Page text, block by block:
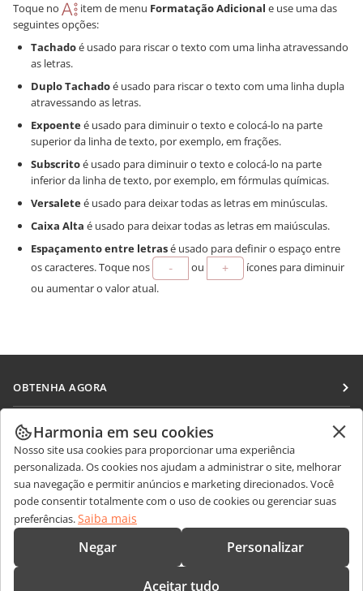
Toque no
item de menu Formatação Adicional e use uma das
seguintes opções:
Tachadoé usado para riscar o texto com uma linha atravessando
as letras.
Duplo Tachadoé usado para riscar o texto com uma linha dupla
atravessando as letras.
Expoenteé usado para diminuir o texto e colocá-lo na parte
superior da linha de texto, por exemplo, em frações.
Subscritoé usado para diminuir o texto e colocá-lo na parte
inferior da linha de texto, por exemplo, em fórmulas químicas.
Versaleteé usado para deixar todas as letras em minúsculas.
Caixa Alta é usado para deixar todas as letras em maiúsculas.
Espaçamento entre letrasé usado para definir o espaço entre
os caracteres. Toque nos
ou
ícones para diminuir
ou aumentar o valor atual.
OBTENHA AGORA
Docs
DocSpace
Workspace
Conectores
Aplicativos para desktop
Aplicativos móveis
COLABORAR
Para colaboradores
Para tradutores
Para influenciadores
Vagas
RECEBA NOTÍCIAS
Blog
OBTER AJUDA
Fórum
Cursos de treinamento
CONTATE-NOS
Perguntas sobre vendas
sales@onlyoffice.com
Harmonia em seu cookies
Nosso site usa cookies para proporcionar uma experiência
personalizada. Os cookies nos ajudam a administrar o site, melhorar
sua navegação e permitir anúncios e marketing direcionados. Você
pode consentir totalmente com o uso de cookies ou gerenciar suas
preferências.Saiba mais
Negar Personalizar
Aceitar tudo